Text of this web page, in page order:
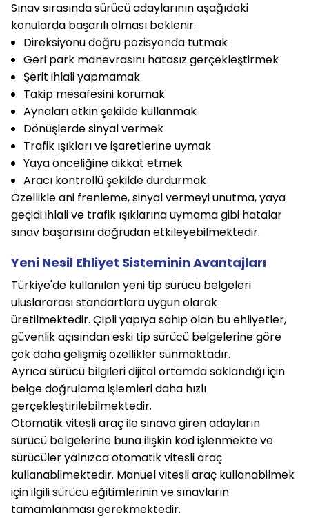
Sınav sırasında sürücü adaylarının aşağıdaki
konularda başarılı olması beklenir:
Direksiyonu doğru pozisyonda tutmak
Geri park manevrasını hatasız gerçekleştirmek
Şerit ihlali yapmamak
Takip mesafesini korumak
Aynaları etkin şekilde kullanmak
Dönüşlerde sinyal vermek
Trafik ışıkları ve işaretlerine uymak
Yaya önceliğine dikkat etmek
Aracı kontrollü şekilde durdurmak
Özellikle ani frenleme, sinyal vermeyi unutma, yaya
geçidi ihlali ve trafik ışıklarına uymama gibi hatalar
sınav başarısını doğrudan etkileyebilmektedir.
Yeni Nesil Ehliyet Sisteminin Avantajları
Türkiye'de kullanılan yeni tip sürücü belgeleri
uluslararası standartlara uygun olarak
üretilmektedir. Çipli yapıya sahip olan bu ehliyetler,
güvenlik açısından eski tip sürücü belgelerine göre
çok daha gelişmiş özellikler sunmaktadır.
Ayrıca sürücü bilgileri dijital ortamda saklandığı için
belge doğrulama işlemleri daha hızlı
gerçekleştirilebilmektedir.
Otomatik vitesli araç ile sınava giren adayların
sürücü belgelerine buna ilişkin kod işlenmekte ve
sürücüler yalnızca otomatik vitesli araç
kullanabilmektedir. Manuel vitesli araç kullanabilmek
için ilgili sürücü eğitimlerinin ve sınavların
tamamlanması gerekmektedir.